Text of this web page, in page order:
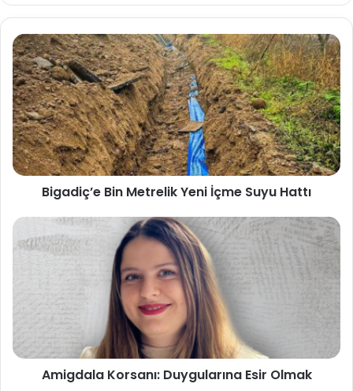
Bigadiç’e Bin Metrelik Yeni İçme Suyu Hattı
Amigdala Korsanı: Duygularına Esir Olmak